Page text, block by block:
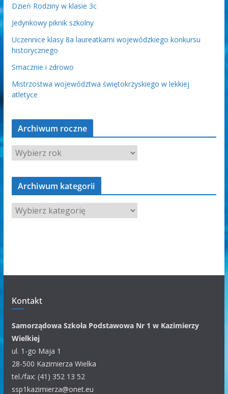
Dzień Rodziny w klasie 3c
Jedynkowy piknik szkolny
Uczennice klasy 8a laureatkami wojewódzkiego konkursu
historycznego
Smacznie i zdrowo
Mistrzostwa województwa świętokrzyskiego w lekkiej
atletyce
Archiwum roczne
Archiwum kategorii
A
r
m
k
a
t
e
g
o
r
Kontakt
Samorządowa Szkoła Podstawowa Nr 1 w Kazimierzy
Wielkiej
ul. 1-go Maja 1
28-500 Kazimierza Wielka
tel./fax: (41) 352 13 52
ssp1kazimierza@onet.eu